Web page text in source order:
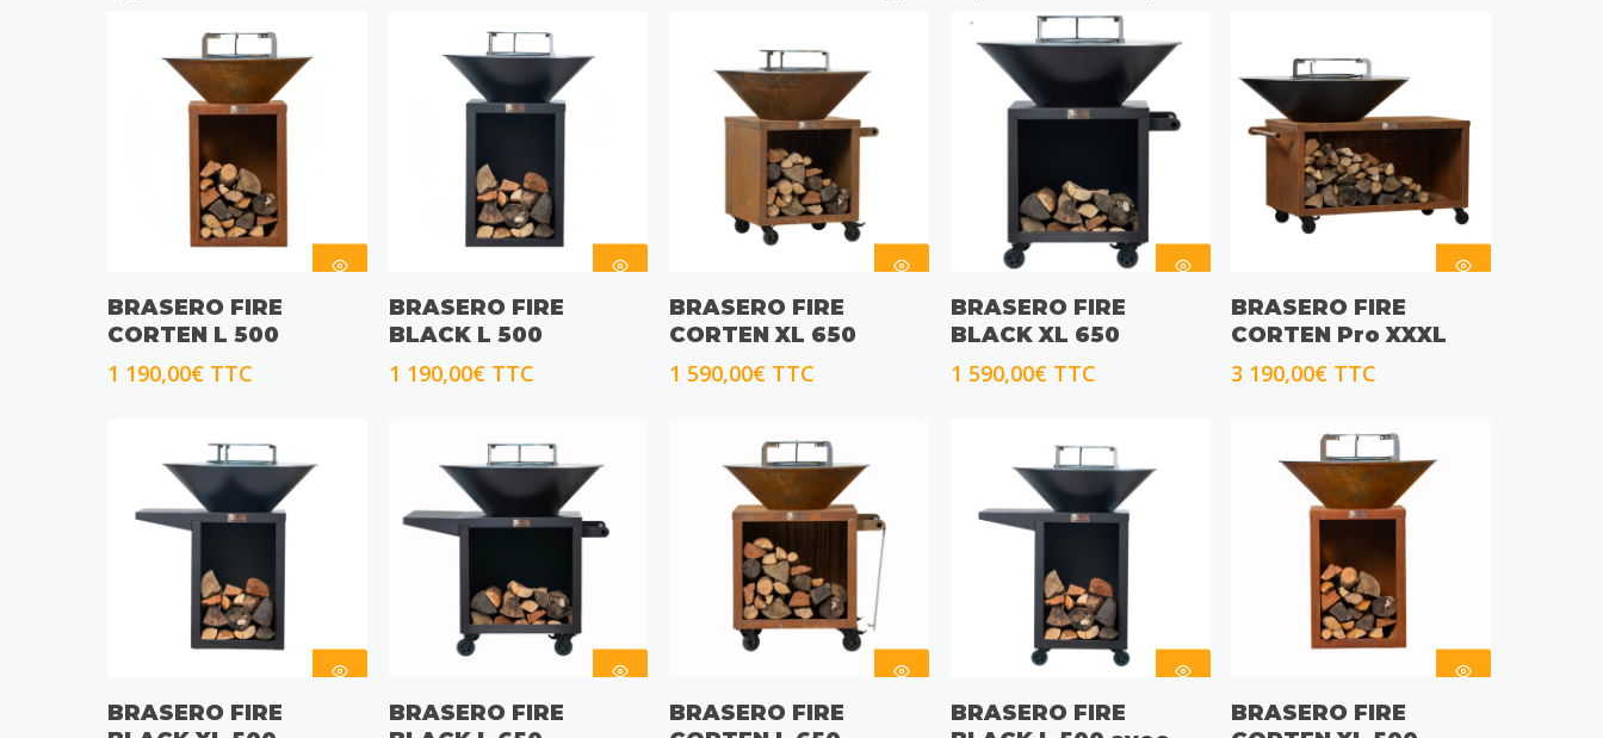
CHOIX DES
OPTIONS
BRASERO FIRE
CORTEN L 500
1 190,00€ TTC
CHOIX DES
OPTIONS
BRASERO FIRE
BLACK L 500
1 190,00€ TTC
CHOIX DES
OPTIONS
BRASERO FIRE
CORTEN XL 650
1 590,00€ TTC
CHOIX DES
OPTIONS
BRASERO FIRE
BLACK XL 650
1 590,00€ TTC
CHOIX DES
OPTIONS
BRASERO FIRE
CORTEN Pro XXXL
3 190,00€ TTC
CHOIX DES
OPTIONS
BRASERO FIRE
CHOIX DES
OPTIONS
BRASERO FIRE
CHOIX DES
OPTIONS
BRASERO FIRE
CHOIX DES
OPTIONS
BRASERO FIRE
CHOIX DES
OPTIONS
BRASERO FIRE